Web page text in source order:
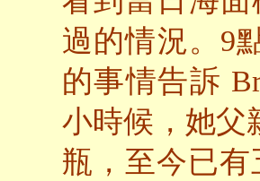
過的情況。9
的事情告訴
小時候，她父
瓶，至今已有